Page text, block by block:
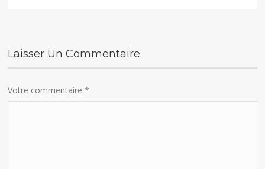
Laisser Un Commentaire
Votre commentaire*